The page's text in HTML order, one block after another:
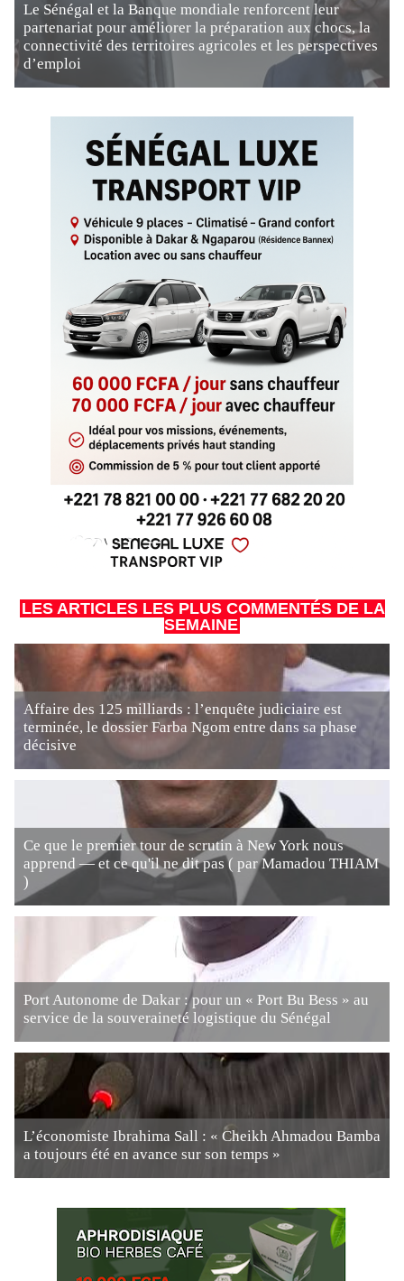
Le Sénégal et la Banque mondiale renforcent leur
partenariat pour améliorer la préparation aux chocs, la
connectivité des territoires agricoles et les perspectives
d’emploi
LES ARTICLES LES PLUS COMMENTÉS DE LA
SEMAINE
Affaire des 125 milliards : l’enquête judiciaire est
terminée, le dossier Farba Ngom entre dans sa phase
décisive
Ce que le premier tour de scrutin à New York nous
apprend — et ce qu'il ne dit pas ( par Mamadou THIAM
)
Port Autonome de Dakar : pour un « Port Bu Bess » au
service de la souveraineté logistique du Sénégal
L’économiste Ibrahima Sall : « Cheikh Ahmadou Bamba
a toujours été en avance sur son temps »